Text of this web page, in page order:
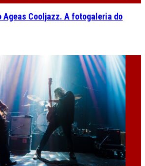
Ageas Cooljazz. A fotogaleria do